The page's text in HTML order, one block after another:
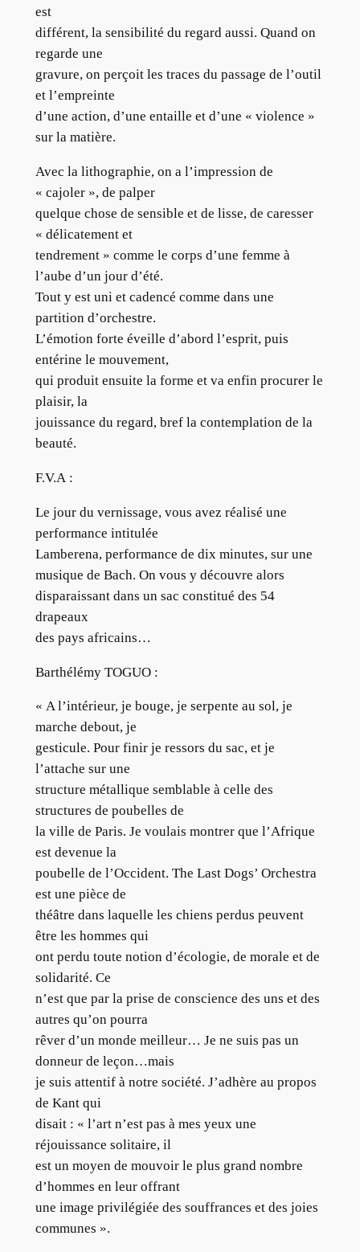
est
différent, la sensibilité du regard aussi. Quand on
regarde une
gravure, on perçoit les traces du passage de l’outil
et l’empreinte
d’une action, d’une entaille et d’une « violence »
sur la matière.
Avec la lithographie, on a l’impression de
« cajoler », de palper
quelque chose de sensible et de lisse, de caresser
« délicatement et
tendrement » comme le corps d’une femme à
l’aube d’un jour d’été.
Tout y est uni et cadencé comme dans une
partition d’orchestre.
L’émotion forte éveille d’abord l’esprit, puis
entérine le mouvement,
qui produit ensuite la forme et va enfin procurer le
plaisir, la
jouissance du regard, bref la contemplation de la
beauté.
F.V.A :
Le jour du vernissage, vous avez réalisé une
performance intitulée
Lamberena, performance de dix minutes, sur une
musique de Bach. On vous y découvre alors
disparaissant dans un sac constitué des 54
drapeaux
des pays africains…
Barthélémy TOGUO :
« A l’intérieur, je bouge, je serpente au sol, je
marche debout, je
gesticule. Pour finir je ressors du sac, et je
l’attache sur une
structure métallique semblable à celle des
structures de poubelles de
la ville de Paris. Je voulais montrer que l’Afrique
est devenue la
poubelle de l’Occident. The Last Dogs’ Orchestra
est une pièce de
théâtre dans laquelle les chiens perdus peuvent
être les hommes qui
ont perdu toute notion d’écologie, de morale et de
solidarité. Ce
n’est que par la prise de conscience des uns et des
autres qu’on pourra
rêver d’un monde meilleur… Je ne suis pas un
donneur de leçon…mais
je suis attentif à notre société. J’adhère au propos
de Kant qui
disait : « l’art n’est pas à mes yeux une
réjouissance solitaire, il
est un moyen de mouvoir le plus grand nombre
d’hommes en leur offrant
une image privilégiée des souffrances et des joies
communes ».